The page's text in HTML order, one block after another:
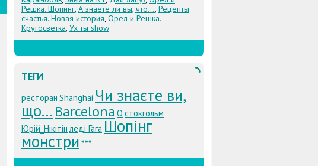
Решка. Шопинг, А знаете ли вы, что..., Рецепты
счастья. Новая история, Орел и Решка.
Кругосветка, Ух ты show
ТЕГИ
ресторан Shanghai Чи знаєте ви,
що...Barcelona О стокгольм
Юрій_Нікітін леді Гага Шопінг
монстри ***